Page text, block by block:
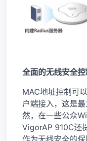
全面的无线安全控
MAC地址控制可
户端接入，这是
然，在一些公众
VigorAP 910C还
作为无线安全的